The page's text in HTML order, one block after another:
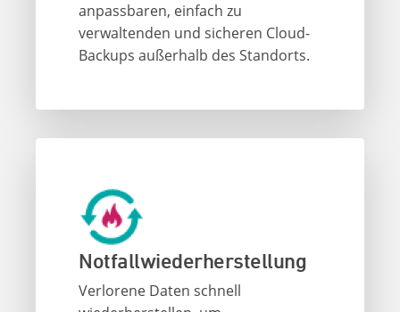
anpassbaren, einfach zu
verwaltenden und sicheren Cloud-
Backups außerhalb des Standorts.
Notfallwiederherstellung
Verlorene Daten schnell